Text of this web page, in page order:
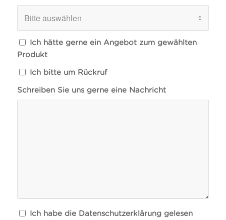
Ich hätte gerne ein Angebot zum gewählten
Produkt
Ich bitte um Rückruf
Schreiben Sie uns gerne eine Nachricht
Ich habe die Datenschutzerklärung gelesen